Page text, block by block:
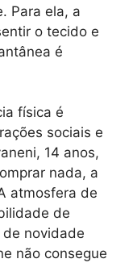
Para ela, a
o tecido e
é
física é
sociais e
14 anos,
nada, a
atmosfera de
de
novidade
não consegue